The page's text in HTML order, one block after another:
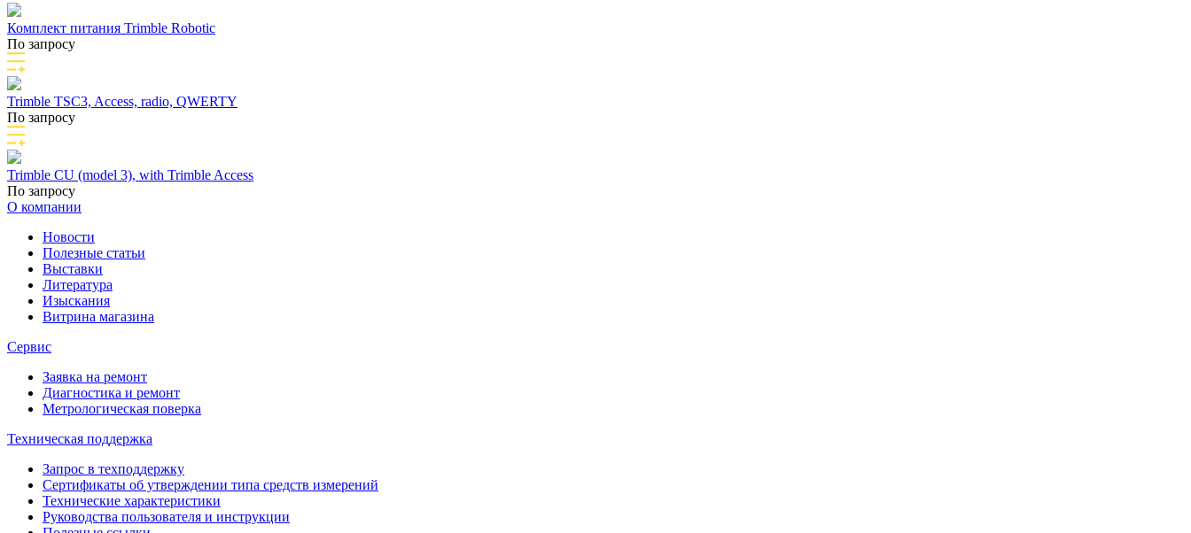
Комплект питания Trimble Robotiс
По запросу
Trimble TSC3, Access, radio, QWERTY
По запросу
Trimble CU (model 3), with Trimble Access
По запросу
О компании
Новости
Полезные статьи
Выставки
Литература
Изыскания
Витрина магазина
Сервис
Заявка на ремонт
Диагностика и ремонт
Метрологическая поверка
Техническая поддержка
Запрос в техподдержку
Сертификаты об утверждении типа средств измерений
Технические характеристики
Руководства пользователя и инструкции